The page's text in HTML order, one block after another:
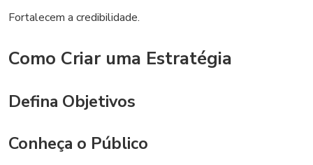
Fortalecem a credibilidade.
Como Criar uma Estratégia
Defina Objetivos
Conheça o Público